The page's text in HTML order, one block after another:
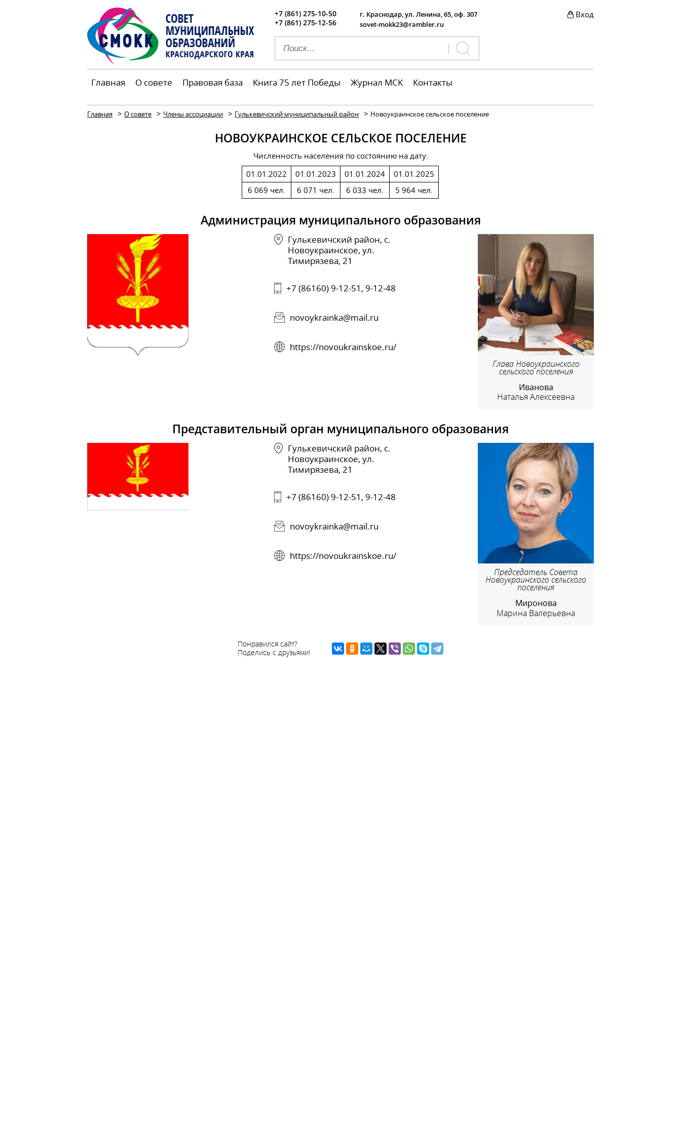
+7 (861) 275-10-50
+7 (861) 275-12-56
г. Краснодар, ул. Ленина, 65, оф. 307
sovet-mokk23@rambler.ru
Вход
Главная О совете Правовая база Книга 75 лет Победы Журнал МСК Контакты
Главная > О совете > Члены ассоциации > Гулькевичский муниципальный район > Новоукраинское сельское поселение
НОВОУКРАИНСКОЕ СЕЛЬСКОЕ ПОСЕЛЕНИЕ
Численность населения по состоянию на дату:
01.01.2022
6 069 чел.
01.01.2023
6 071 чел.
01.01.2024
6 033 чел.
01.01.2025
5 964 чел.
Администрация муниципального образования
Гулькевичский район, с.
Новоукраинское, ул.
Тимирязева, 21
+7 (86160) 9-12-51, 9-12-48
novoykrainka@mail.ru
https://novoukrainskoe.ru/
Глава Новоукраинского
сельского поселения
Иванова
Наталья Алексеевна
Представительный орган муниципального образования
Гулькевичский район, с.
Новоукраинское, ул.
Тимирязева, 21
+7 (86160) 9-12-51, 9-12-48
novoykrainka@mail.ru
https://novoukrainskoe.ru/
Председатель Совета
Новоукраинского сельского
поселения
Миронова
Марина Валерьевна
Понравился сайт?
Поделись с друзьями!